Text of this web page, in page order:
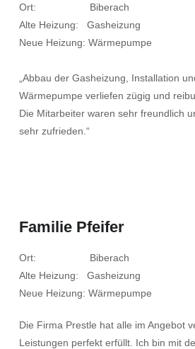
Ort: Biberach
Alte Heizung: Gasheizung
Neue Heizung: Wärmepumpe
„Abbau der Gasheizung, Installation
Wärmepumpe verliefen zügig und
Die Mitarbeiter waren sehr freundlich
sehr zufrieden.“
Familie Pfeifer
Ort: Biberach
Alte Heizung: Gasheizung
Neue Heizung: Wärmepumpe
Die Firma Prestle hat alle im Angebot
Leistungen perfekt erfüllt. Ich bin mit